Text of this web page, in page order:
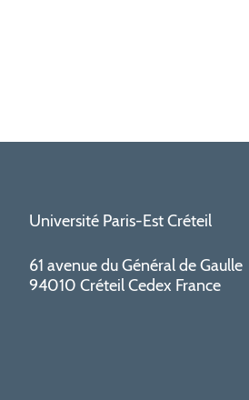
Université Paris-Est Créteil
61 avenue du Général de Gaulle
94010 Créteil Cedex France